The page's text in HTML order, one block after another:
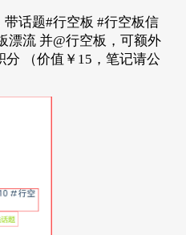
话题#行空板 #行空板信
漂流 并@行空板，可额外
（价值￥15，笔记请公